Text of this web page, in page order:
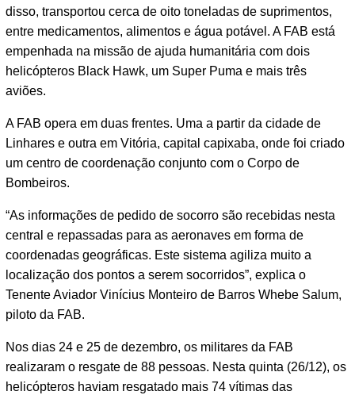
disso, transportou cerca de oito toneladas de suprimentos,
entre medicamentos, alimentos e água potável. A FAB está
empenhada na missão de ajuda humanitária com dois
helicópteros Black Hawk, um Super Puma e mais três
aviões.
A FAB opera em duas frentes. Uma a partir da cidade de
Linhares e outra em Vitória, capital capixaba, onde foi criado
um centro de coordenação conjunto com o Corpo de
Bombeiros.
“As informações de pedido de socorro são recebidas nesta
central e repassadas para as aeronaves em forma de
coordenadas geográficas. Este sistema agiliza muito a
localização dos pontos a serem socorridos”, explica o
Tenente Aviador Vinícius Monteiro de Barros Whebe Salum,
piloto da FAB.
Nos dias 24 e 25 de dezembro, os militares da FAB
realizaram o resgate de 88 pessoas. Nesta quinta (26/12), os
helicópteros haviam resgatado mais 74 vítimas das